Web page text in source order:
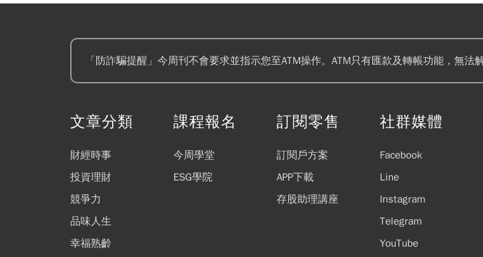
「防詐騙提醒」今周刊不會要求並指示您至ATM操作。ATM只有匯款及轉帳功能，無
文章分類
財經時事
投資理財
競爭力
品味人生
幸福熟齡
課程報名
今周學堂
ESG學院
訂閱零售
訂閱戶方案
APP下載
存股助理講座
社群媒體
Facebook
Line
Instagram
Telegram
YouTube